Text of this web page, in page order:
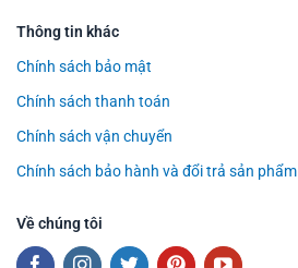
Thông tin khác
Chính sách bảo mật
Chính sách thanh toán
Chính sách vận chuyển
Chính sách bảo hành và đổi trả sản phẩm
Về chúng tôi